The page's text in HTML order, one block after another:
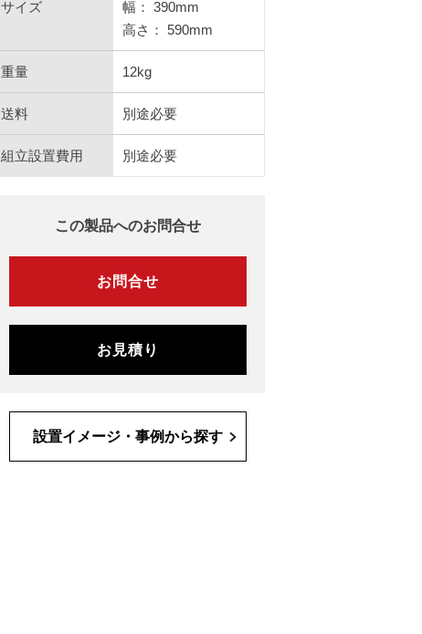
サイズ
幅： 390mm
高さ： 590mm
重量 12kg
送料 別途必要
組立設置費用 別途必要
この製品へのお問合せ
お問合せ
お見積り
設置イメージ・事例から探す